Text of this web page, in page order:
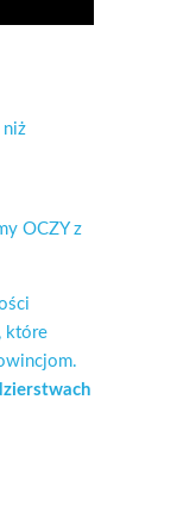
niż
OCZY z
które